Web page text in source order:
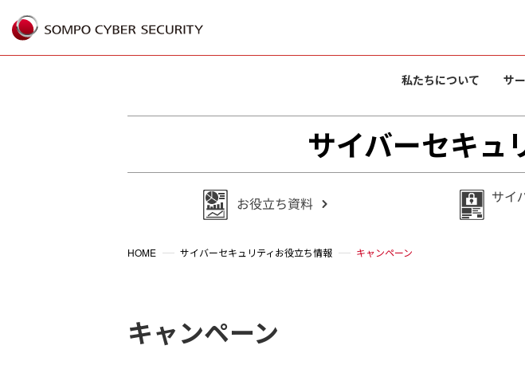
私たちについて サ
サイバーセキュ
HOME サイバーセキュリティお役立ち情報 キャンペーン
キャンペーン